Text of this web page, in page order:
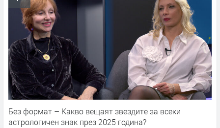
Без формат – Какво вещаят звездите за всеки
астрологичен знак през 2025 година?